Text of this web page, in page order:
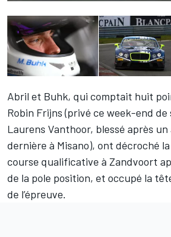
Abril et Buhk, qui comptait huit
Robin Frijns (privé ce week-end
Laurens Vanthoor, blessé après
dernière à Misano), ont décroché
course qualificative à Zandvoort
de la pole position, et occupé la
de l’épreuve.